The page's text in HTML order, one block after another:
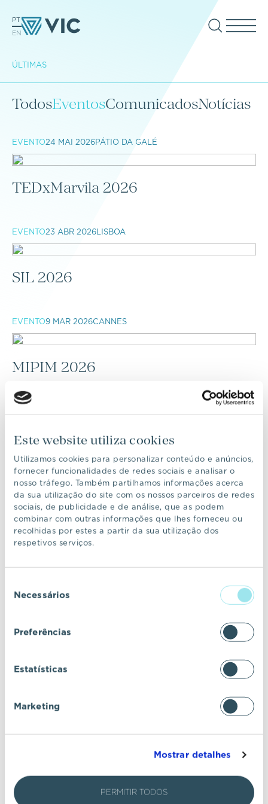
Este website utiliza cookies
Utilizamos cookies para personalizar conteúdo e anúncios,
fornecer funcionalidades de redes sociais e analisar o
nosso tráfego. Também partilhamos informações acerca
da sua utilização do site com os nossos parceiros de redes
sociais, de publicidade e de análise, que as podem
combinar com outras informações que lhes forneceu ou
recolhidas por estes a partir da sua utilização dos
respetivos serviços.
deNecessários
Preferências
Estatísticas
Marketing
Mostrar detalhes
PERMITIR TODOS
PT
EN
ÚLTIMAS
TodosEventosComunicadosNotícias
EVENTO24 MAI 2026PÁTIO DA GALÉ
TEDxMarvila 2026
EVENTO23 ABR 2026LISBOA
SIL 2026
EVENTO9 MAR 2026CANNES
MIPIM 2026
SO!CHRISTMAS
EVENTO 14 NOV 2025 FUNDAÇÃO GULBENKIAN
Exposição "Complexo Brasil"
EVENTO16 OUT 2025